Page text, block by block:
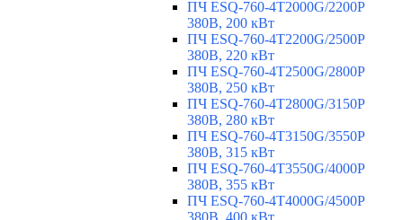
ПЧ ESQ-760-4T2000G/2200P
380В, 200 кВт
ПЧ ESQ-760-4T2200G/2500P
380В, 220 кВт
ПЧ ESQ-760-4T2500G/2800P
380В, 250 кВт
ПЧ ESQ-760-4T2800G/3150P
380В, 280 кВт
ПЧ ESQ-760-4T3150G/3550P
380В, 315 кВт
ПЧ ESQ-760-4T3550G/4000P
380В, 355 кВт
ПЧ ESQ-760-4T4000G/4500P